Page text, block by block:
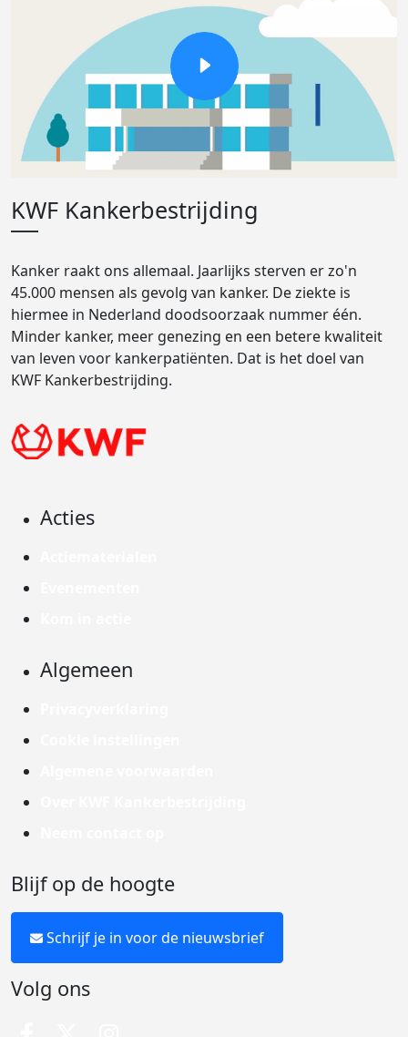
KWF Kankerbestrijding
Kanker raakt ons allemaal. Jaarlijks sterven er zo'n
45.000 mensen als gevolg van kanker. De ziekte is
hiermee in Nederland doodsoorzaak nummer één.
Minder kanker, meer genezing en een betere kwaliteit
van leven voor kankerpatiënten. Dat is het doel van
KWF Kankerbestrijding.
Acties
Algemeen
Blijf op de hoogte
Schrijf je in voor de nieuwsbrief
Volg ons